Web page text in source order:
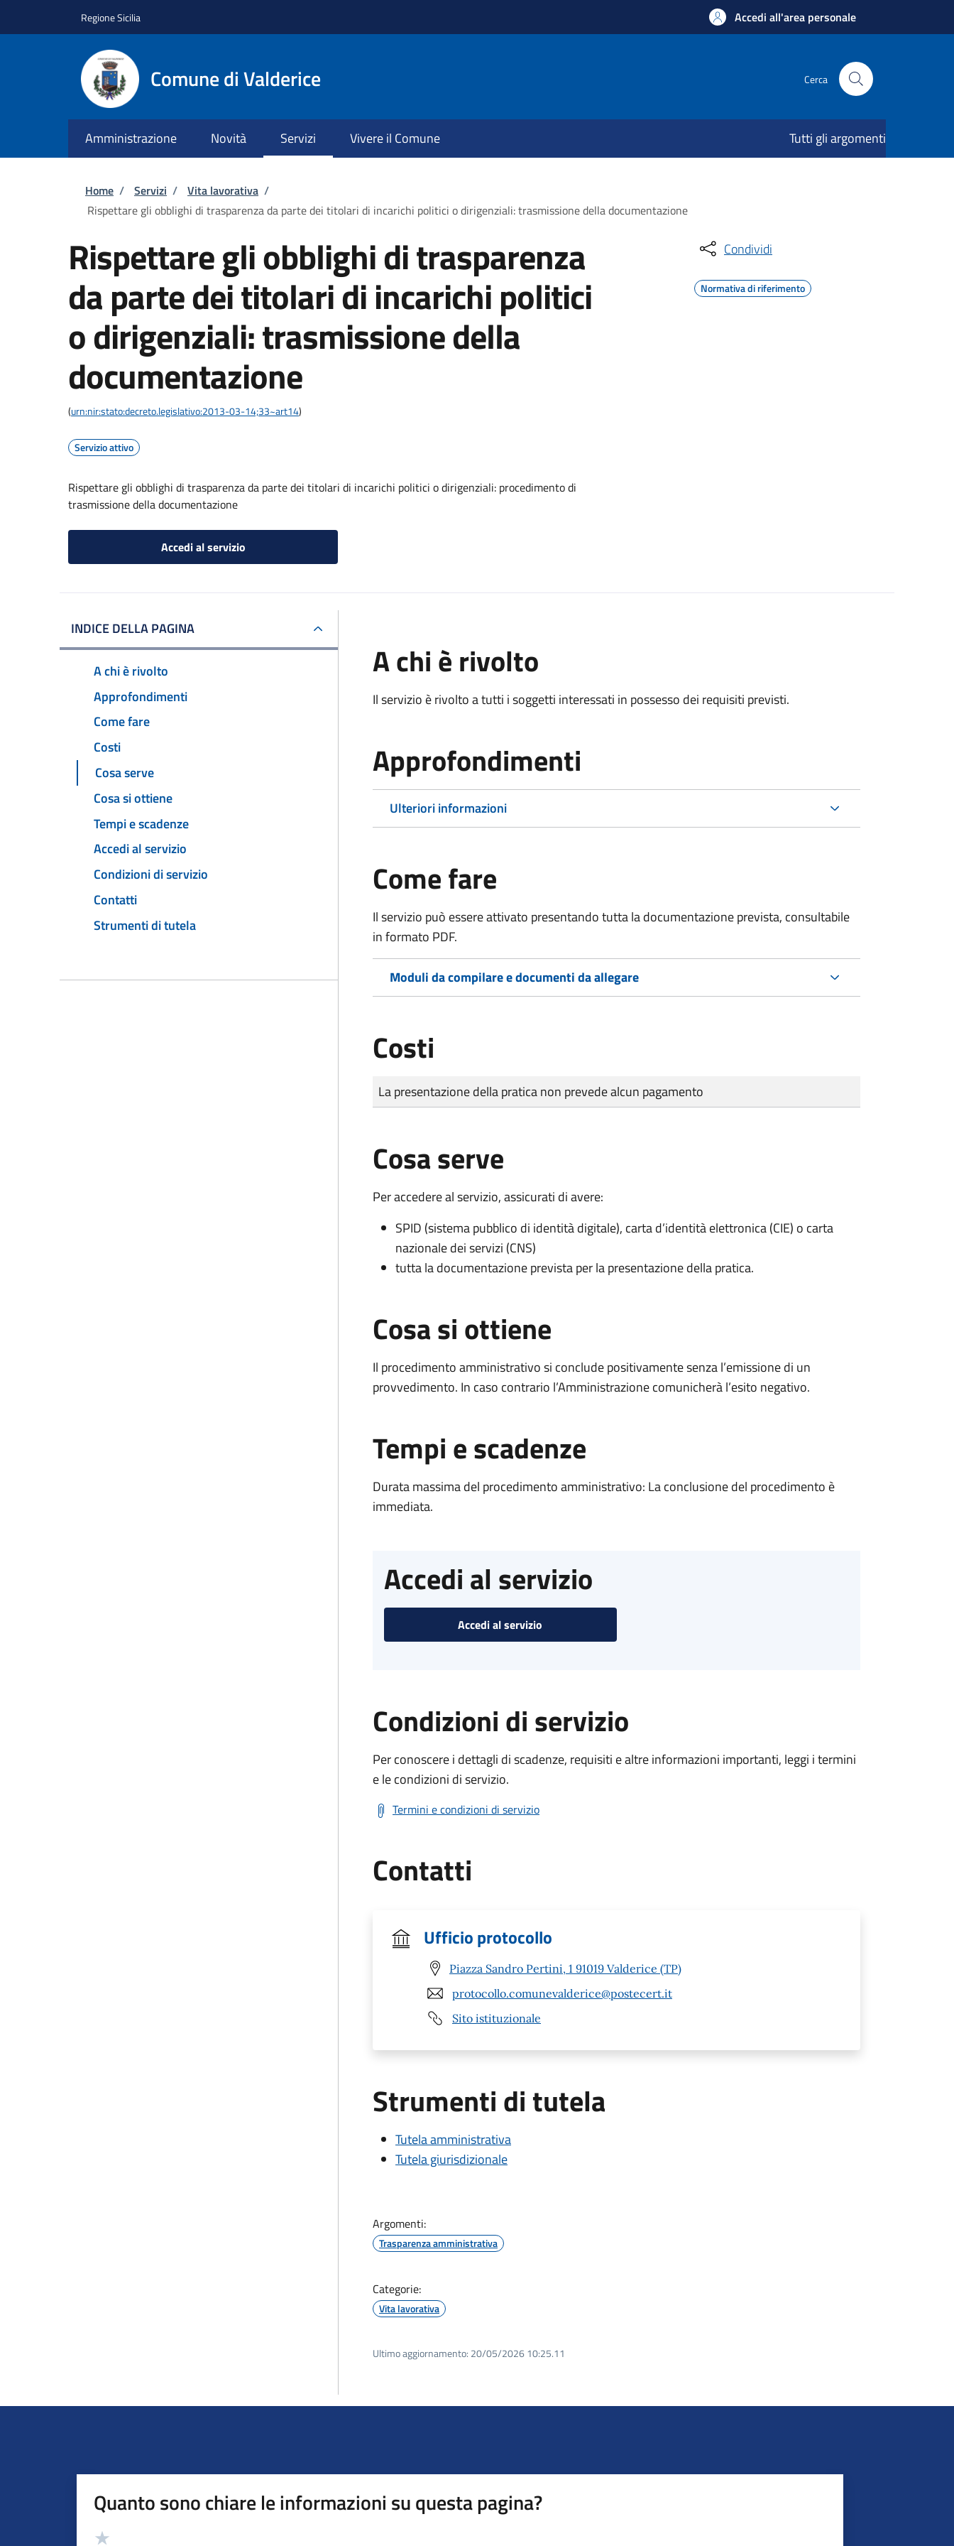
Regione Sicilia Accedi all'area personale
Comune di Valderice Cerca
Amministrazione Novità Servizi Vivere il Comune Tutti gli argomenti
Briciole di pane
Home / Servizi / Vita lavorativa /
Rispettare gli obblighi di trasparenza da parte dei titolari di incarichi politici o dirigenziali: trasmissione della documentazione
Rispettare gli obblighi di trasparenza
da parte dei titolari di incarichi politici
o dirigenziali: trasmissione della
documentazione
(urn:nir:stato:decreto.legislativo:2013-03-14;33~art14)
Servizio attivo
Rispettare gli obblighi di trasparenza da parte dei titolari di incarichi politici o dirigenziali: procedimento di
trasmissione della documentazione
Accedi al servizio
Condividi
Normativa di riferimento
INDICE DELLA PAGINA
A chi è rivolto
Approfondimenti
Come fare
Costi
Cosa serve
Cosa si ottiene
Tempi e scadenze
Accedi al servizio
Condizioni di servizio
Contatti
Strumenti di tutela
A chi è rivolto
Il servizio è rivolto a tutti i soggetti interessati in possesso dei requisiti previsti.
Approfondimenti
Ulteriori informazioni
Come fare
Il servizio può essere attivato presentando tutta la documentazione prevista, consultabile
in formato PDF.
Moduli da compilare e documenti da allegare
Costi
Tipo di pagamento
Importo
La presentazione della pratica non prevede alcun pagamento
Cosa serve
Per accedere al servizio, assicurati di avere:
SPID (sistema pubblico di identità digitale), carta d’identità elettronica (CIE) o carta
nazionale dei servizi (CNS)
tutta la documentazione prevista per la presentazione della pratica.
Cosa si ottiene
Il procedimento amministrativo si conclude positivamente senza l’emissione di un
provvedimento. In caso contrario l’Amministrazione comunicherà l’esito negativo.
Tempi e scadenze
Durata massima del procedimento amministrativo: La conclusione del procedimento è
immediata.
Accedi al servizio
Accedi al servizio
Condizioni di servizio
Per conoscere i dettagli di scadenze, requisiti e altre informazioni importanti, leggi i termini
e le condizioni di servizio.
Termini e condizioni di servizio
Contatti
Ufficio protocollo
Piazza Sandro Pertini, 1 91019 Valderice (TP)
protocollo.comunevalderice@postecert.it
Sito istituzionale
Strumenti di tutela
Tutela amministrativa
Tutela giurisdizionale
Argomenti:
Trasparenza amministrativa
Categorie:
Vita lavorativa
Ultimo aggiornamento: 20/05/2026 10:25.11
Quanto sono chiare le informazioni su questa pagina?
Valutazione